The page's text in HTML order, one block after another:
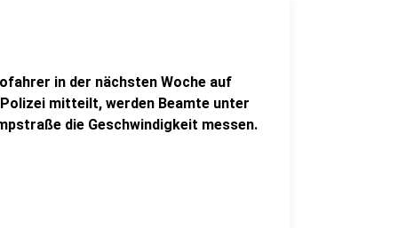
in der nächsten Woche auf
mitteilt, werden Beamte unter
die Geschwindigkeit messen.